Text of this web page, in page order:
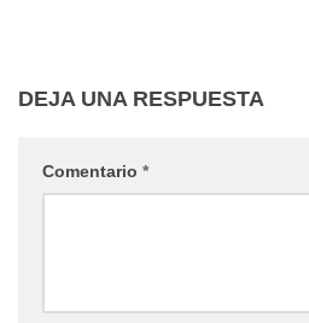
DEJA UNA RESPUESTA
Comentario *